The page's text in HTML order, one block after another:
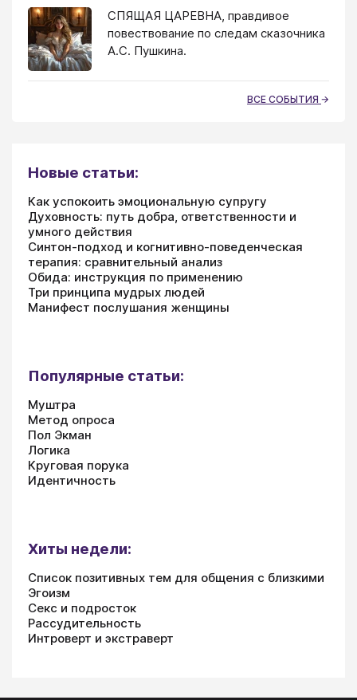
СПЯЩАЯ ЦАРЕВНА, правдивое
повествование по следам сказочника
А.С. Пушкина.
ВСЕ СОБЫТИЯ
Новые статьи:
Как успокоить эмоциональную супругу
Духовность: путь добра, ответственности и
умного действия
Синтон-подход и когнитивно-поведенческая
терапия: сравнительный анализ
Обида: инструкция по применению
Три принципа мудрых людей
Манифест послушания женщины
Популярные статьи:
Муштра
Метод опроса
Пол Экман
Логика
Круговая порука
Идентичность
Хиты недели:
Список позитивных тем для общения с близкими
Эгоизм
Секс и подросток
Рассудительность
Интроверт и экстраверт